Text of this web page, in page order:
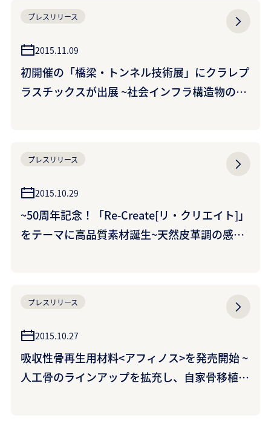
プレスリリース
2015.11.09
初開催の「橋梁・トンネル技術展」にクラレプ
ラスチックスが出展 ~社会インフラ構造物の維
プレスリリース
2015.10.29
~50周年記念！「Re-Create[リ・クリエイト]」
をテーマに高品質素材誕生~天然皮革調の感性
プレスリリース
2015.10.27
吸収性骨再生用材料<アフィノス>を発売開始 ~
人工骨のラインアップを拡充し、自家骨移植の